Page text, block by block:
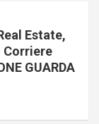
Estate,
Corriere
GUARDA